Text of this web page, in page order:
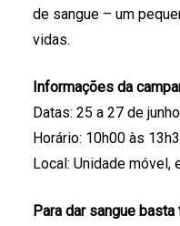
de sangue – um
vidas.
Informações da
Datas: 25 a 27 de
Horário: 10h00 às
Local: Unidade móvel,
Para dar sangue basta